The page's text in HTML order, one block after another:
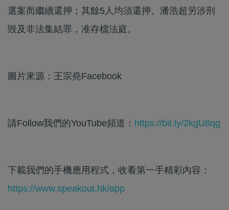
選案而繼續還押；其餘5人均須還押。潘浩超另涉刑
毀及非法集結罪，准存檔法庭。
圖片來源：王宗堯Facebook
請Follow我們的YouTube頻道： https://bit.ly/2kgU8qg
下載我們的手機應用程式，收看第一手精彩內容：
https://www.speakout.hk/app